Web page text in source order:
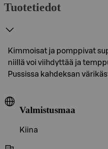
Tuotetiedot
Kimmoisat ja pomppivat
niillä voi viihdyttää ja
Pussissa kahdeksan
Valmistusmaa
Kiina